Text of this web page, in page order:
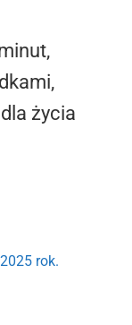
życia
rok.